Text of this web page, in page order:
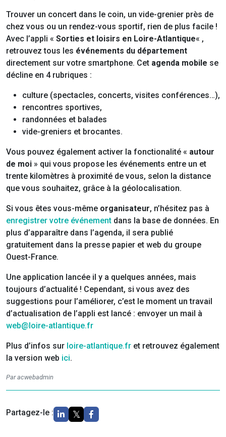
Trouver un concert dans le coin, un vide-grenier près de
chez vous ou un rendez-vous sportif, rien de plus facile !
Avec l’appli « Sorties et loisirs en Loire-Atlantique« ,
retrouvez tous les événements du département
directement sur votre smartphone. Cet agenda mobile se
décline en 4 rubriques :
culture (spectacles, concerts, visites conférences…),
rencontres sportives,
randonnées et balades
vide-greniers et brocantes.
Vous pouvez également activer la fonctionalité « autour
de moi » qui vous propose les événements entre un et
trente kilomètres à proximité de vous, selon la distance
que vous souhaitez, grâce à la géolocalisation.
Si vous êtes vous-même organisateur, n’hésitez pas à
enregistrer votre événement dans la base de données. En
plus d’apparaître dans l’agenda, il sera publié
gratuitement dans la presse papier et web du groupe
Ouest-France.
Une application lancée il y a quelques années, mais
toujours d’actualité ! Cependant, si vous avez des
suggestions pour l’améliorer, c’est le moment un travail
d’actualisation de l’appli est lancé : envoyer un mail à
web@loire-atlantique.fr
Plus d’infos sur loire-atlantique.fr et retrouvez également
la version web ici.
Par acwebadmin
Partagez-le :